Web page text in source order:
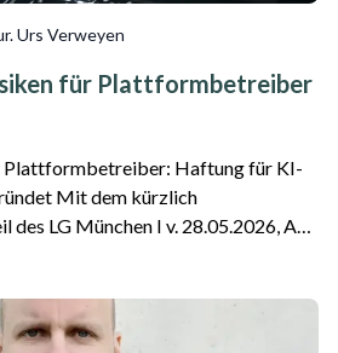
Urs Verweyen
für Plattformbetreiber
Plattformbetreiber: Haftung für KI-
kürzlich
des LG München I v. 28.05.2026, Az.